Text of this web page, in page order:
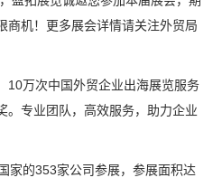
商机！更多展会详情请关注外贸局
万次中国外贸企业出海展览服务
。专业团队，高效服务，助力企业
的353家公司参展，参展面积达